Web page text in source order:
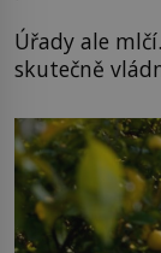
Úřady ale
skutečně